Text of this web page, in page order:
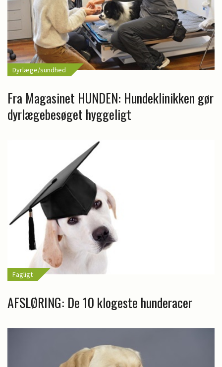
Dyrlæge/sundhed
Fra Magasinet HUNDEN: Hundeklinikken gør
dyrlægebesøget hyggeligt
Fagligt
AFSLØRING: De 10 klogeste hunderacer